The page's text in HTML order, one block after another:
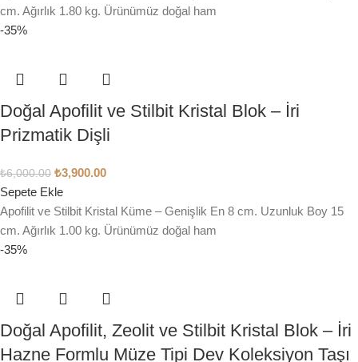
cm. Ağırlık 1.80 kg. Ürünümüz doğal ham
-35%
Doğal Apofilit ve Stilbit Kristal Blok – İri
Prizmatik Dişli
₺6,000.00 ₺3,900.00
Sepete Ekle
Apofilit ve Stilbit Kristal Küme – Genişlik En 8 cm. Uzunluk Boy 15
cm. Ağırlık 1.00 kg. Ürünümüz doğal ham
-35%
Doğal Apofilit, Zeolit ve Stilbit Kristal Blok – İri
Hazne Formlu Müze Tipi Dev Koleksiyon Taşı